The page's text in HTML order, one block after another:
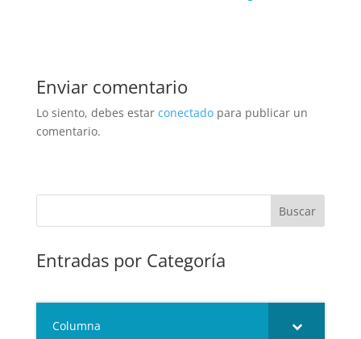
Enviar comentario
Lo siento, debes estar conectadopara publicar un
comentario.
Entradas por Categoría
Columna